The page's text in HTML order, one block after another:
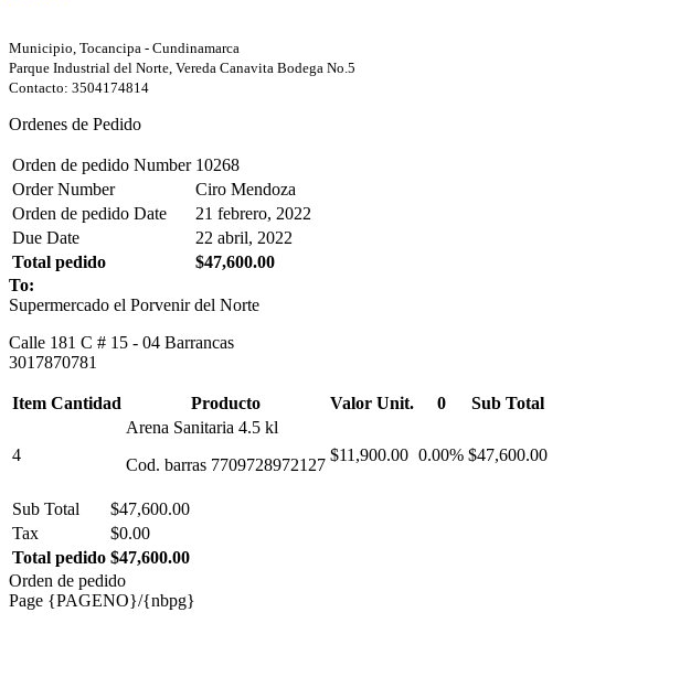
Municipio, Tocancipa - Cundinamarca
Parque Industrial del Norte, Vereda Canavita Bodega No.5
Contacto: 3504174814
Ordenes de Pedido
Orden de pedido Number 10268
Order Number
Ciro Mendoza
Orden de pedido Date
21 febrero, 2022
Due Date
22 abril, 2022
Total pedido
$47,600.00
To:
Supermercado el Porvenir del Norte
Calle 181 C # 15 - 04 Barrancas
3017870781
Item Cantidad Producto Valor Unit. 0 Sub Total
4
Arena Sanitaria 4.5 kl
Cod. barras 7709728972127
$11,900.00 0.00% $47,600.00
Sub Total
$47,600.00
Tax
$0.00
Total pedido $47,600.00
Orden de pedido
Page {PAGENO}/{nbpg}